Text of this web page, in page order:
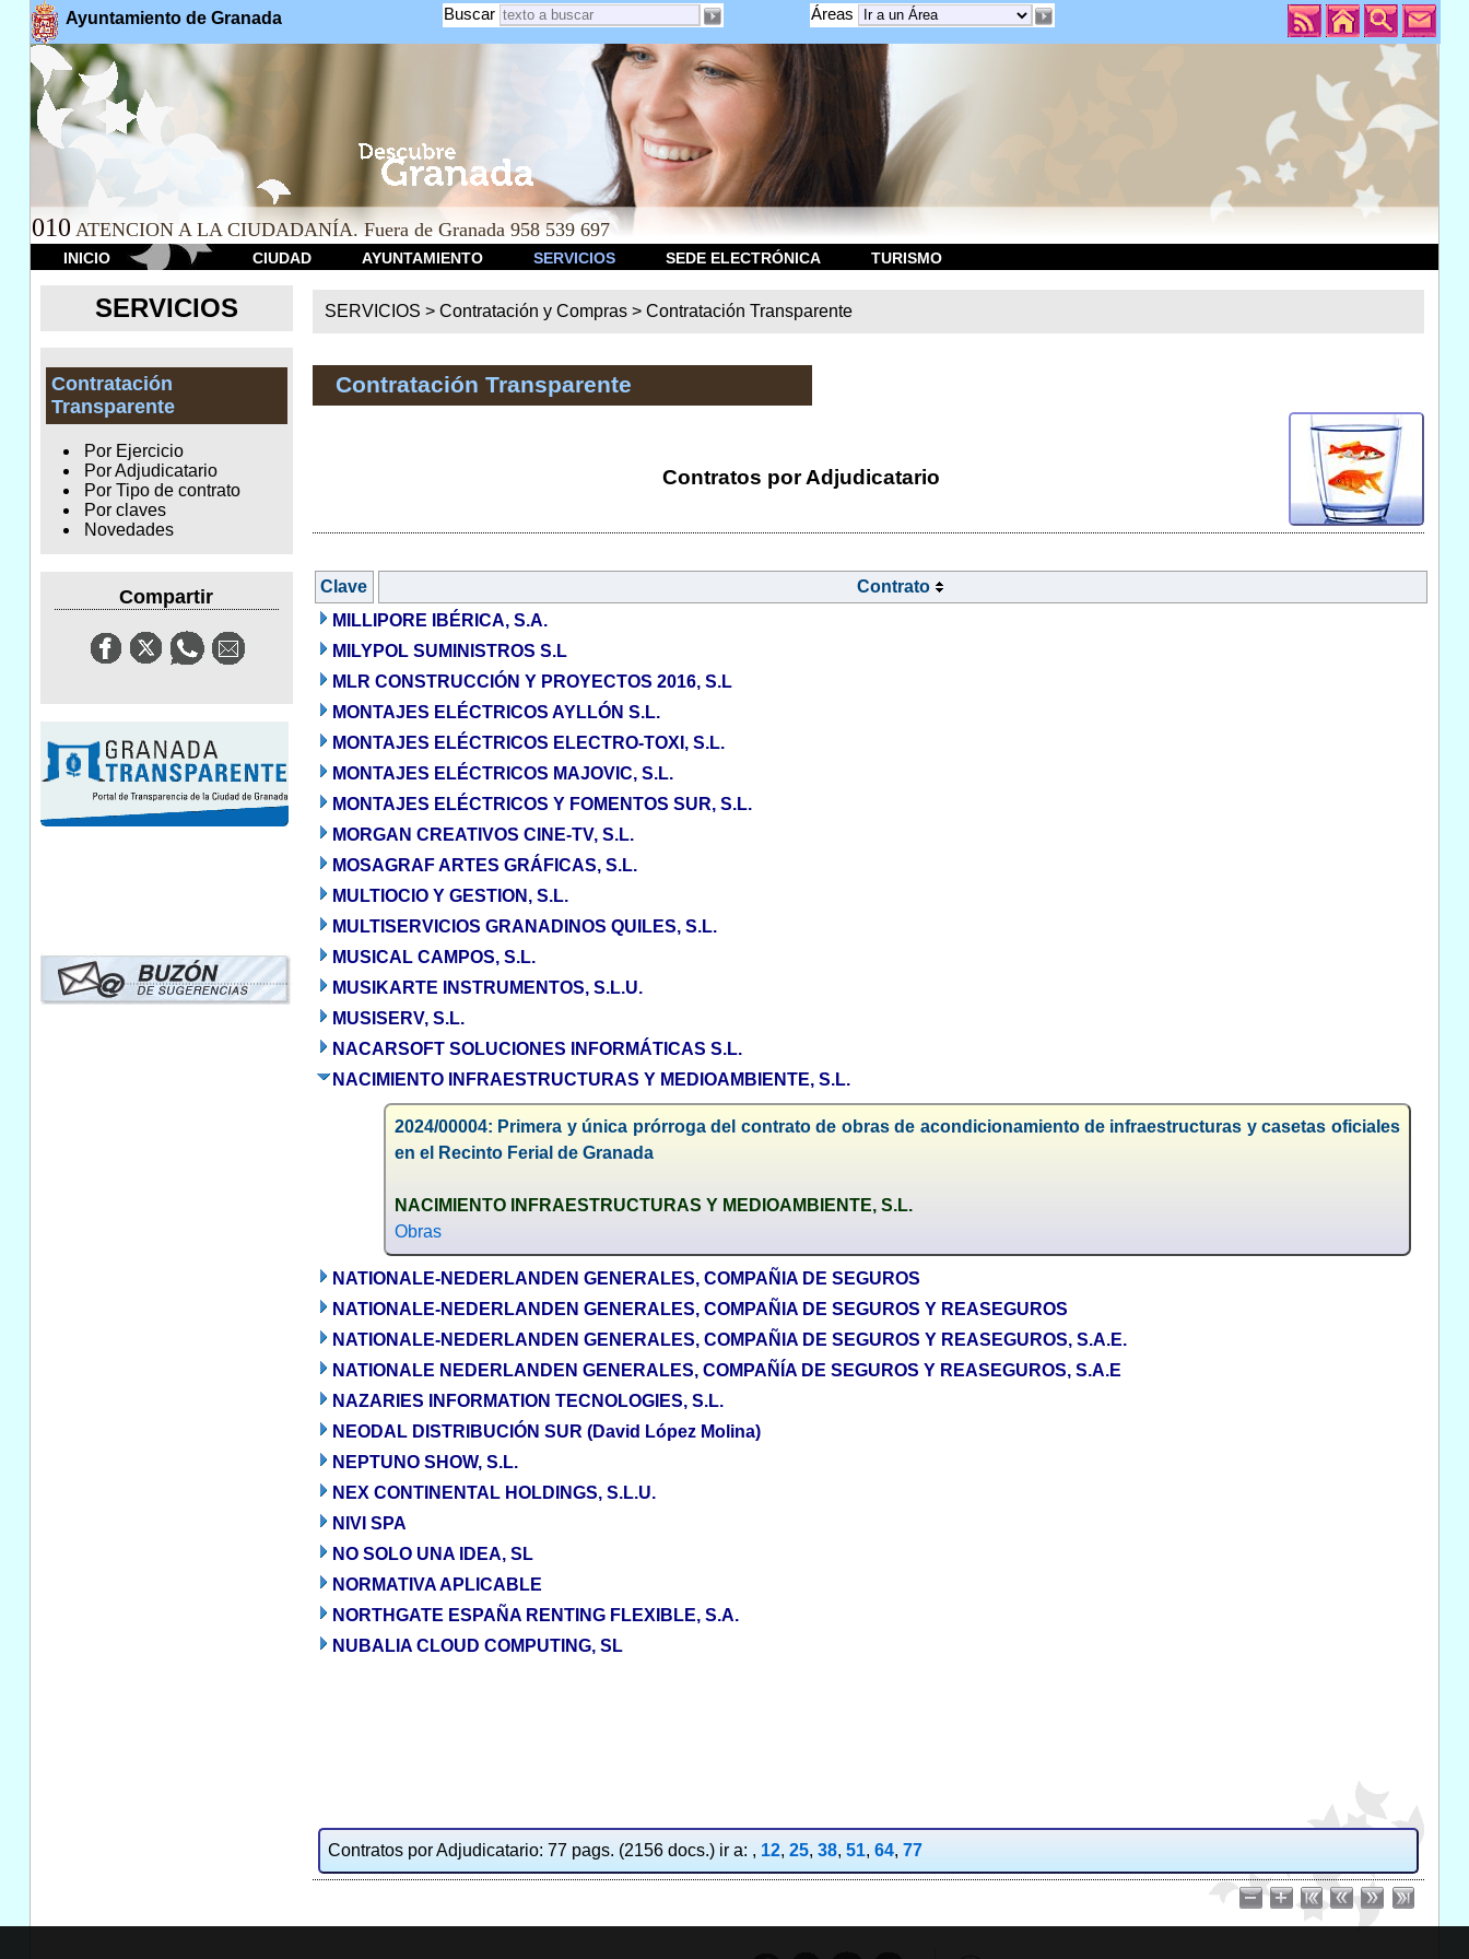
Ayuntamiento de Granada Áreas
Buscar
010 ATENCION A LA CIUDADANÍA. Fuera de Granada 958 539 697
INICIO CIUDAD AYUNTAMIENTO SERVICIOS SEDE ELECTRÓNICA TURISMO
SERVICIOS
Contratación
Transparente
Por Ejercicio
Por Adjudicatario
Por Tipo de contrato
Por claves
Novedades
Compartir
SERVICIOS >Contratación y Compras >Contratación Transparente
Contratación Transparente
Contratos por Adjudicatario
Clave
Contrato
MILLIPORE IBÉRICA, S.A.
MILYPOL SUMINISTROS S.L
MLR CONSTRUCCIÓN Y PROYECTOS 2016, S.L
MONTAJES ELÉCTRICOS AYLLÓN S.L.
MONTAJES ELÉCTRICOS ELECTRO-TOXI, S.L.
MONTAJES ELÉCTRICOS MAJOVIC, S.L.
MONTAJES ELÉCTRICOS Y FOMENTOS SUR, S.L.
MORGAN CREATIVOS CINE-TV, S.L.
MOSAGRAF ARTES GRÁFICAS, S.L.
MULTIOCIO Y GESTION, S.L.
MULTISERVICIOS GRANADINOS QUILES, S.L.
MUSICAL CAMPOS, S.L.
MUSIKARTE INSTRUMENTOS, S.L.U.
MUSISERV, S.L.
NACARSOFT SOLUCIONES INFORMÁTICAS S.L.
NACIMIENTO INFRAESTRUCTURAS Y MEDIOAMBIENTE, S.L.
2024/00004: Primera y única prórroga del contrato de obras de acondicionamiento de infraestructuras y casetas oficiales
en el Recinto Ferial de Granada
NACIMIENTO INFRAESTRUCTURAS Y MEDIOAMBIENTE, S.L.
Obras
NATIONALE-NEDERLANDEN GENERALES, COMPAÑIA DE SEGUROS
NATIONALE-NEDERLANDEN GENERALES, COMPAÑIA DE SEGUROS Y REASEGUROS
NATIONALE-NEDERLANDEN GENERALES, COMPAÑIA DE SEGUROS Y REASEGUROS, S.A.E.
NATIONALE NEDERLANDEN GENERALES, COMPAÑÍA DE SEGUROS Y REASEGUROS, S.A.E
NAZARIES INFORMATION TECNOLOGIES, S.L.
NEODAL DISTRIBUCIÓN SUR (David López Molina)
NEPTUNO SHOW, S.L.
NEX CONTINENTAL HOLDINGS, S.L.U.
NIVI SPA
NO SOLO UNA IDEA, SL
NORMATIVA APLICABLE
NORTHGATE ESPAÑA RENTING FLEXIBLE, S.A.
NUBALIA CLOUD COMPUTING, SL
Contratos por Adjudicatario: 77 pags. (2156 docs.) ir a: , 12, 25, 38, 51, 64, 77